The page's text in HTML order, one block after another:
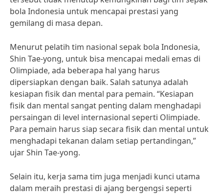
bola Indonesia untuk mencapai prestasi yang
gemilang di masa depan.
Menurut pelatih tim nasional sepak bola Indonesia,
Shin Tae-yong, untuk bisa mencapai medali emas di
Olimpiade, ada beberapa hal yang harus
dipersiapkan dengan baik. Salah satunya adalah
kesiapan fisik dan mental para pemain. “Kesiapan
fisik dan mental sangat penting dalam menghadapi
persaingan di level internasional seperti Olimpiade.
Para pemain harus siap secara fisik dan mental untuk
menghadapi tekanan dalam setiap pertandingan,”
ujar Shin Tae-yong.
Selain itu, kerja sama tim juga menjadi kunci utama
dalam meraih prestasi di ajang bergengsi seperti